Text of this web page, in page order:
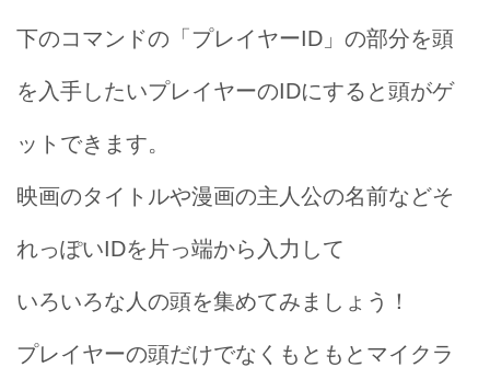
下のコマンドの「プレイヤーID」の部分を頭
を入手したいプレイヤーのIDにすると頭がゲ
ットできます。
映画のタイトルや漫画の主人公の名前などそ
れっぽいIDを片っ端から入力して
いろいろな人の頭を集めてみましょう！
プレイヤーの頭だけでなくもともとマイクラ